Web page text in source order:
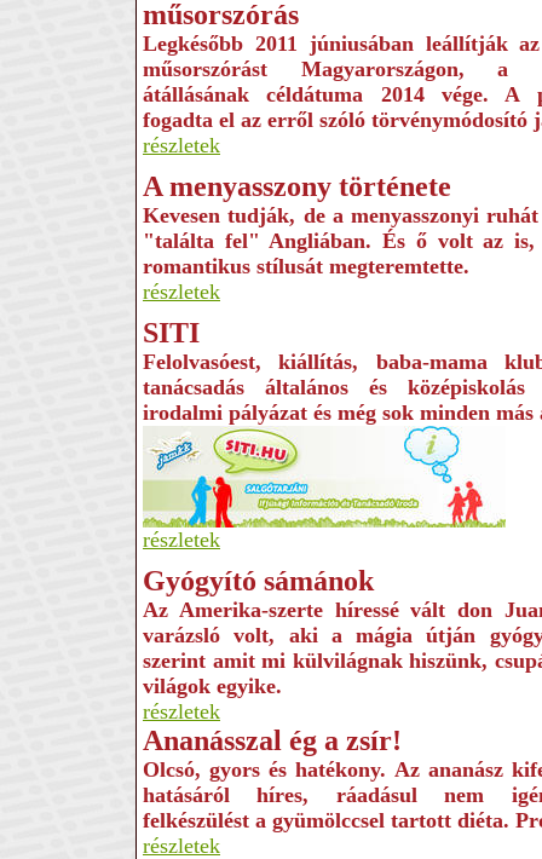
műsorszórás
Legkésőbb 2011 júniusában leállítják
műsorszórást Magyarországon,
átállásának céldátuma 2014 vége. A
fogadta el az erről szóló törvénymódosító
részletek
A menyasszony története
Kevesen tudják, de a menyasszonyi
"találta fel" Angliában. És ő volt az
romantikus stílusát megteremtette.
részletek
SITI
Felolvasóest, kiállítás, baba-mama
tanácsadás általános és
irodalmi pályázat és még sok minden
részletek
Gyógyító sámánok
Az Amerika-szerte híressé vált don
varázsló volt, aki a mágia útján
szerint amit mi külvilágnak hiszünk,
világok egyike.
részletek
Ananásszal ég a zsír!
Olcsó, gyors és hatékony. Az ananász
hatásáról híres, ráadásul nem
felkészülést a gyümölccsel tartott diéta.
részletek